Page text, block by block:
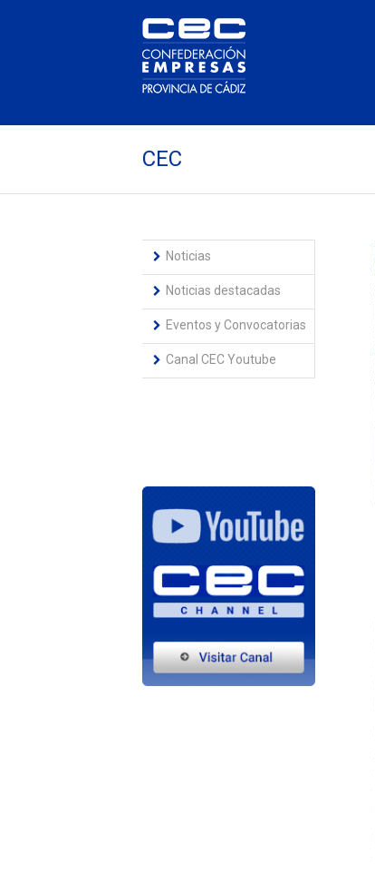
CEC
Noticias
Noticias destacadas
Eventos y Convocatorias
Canal CEC Youtube